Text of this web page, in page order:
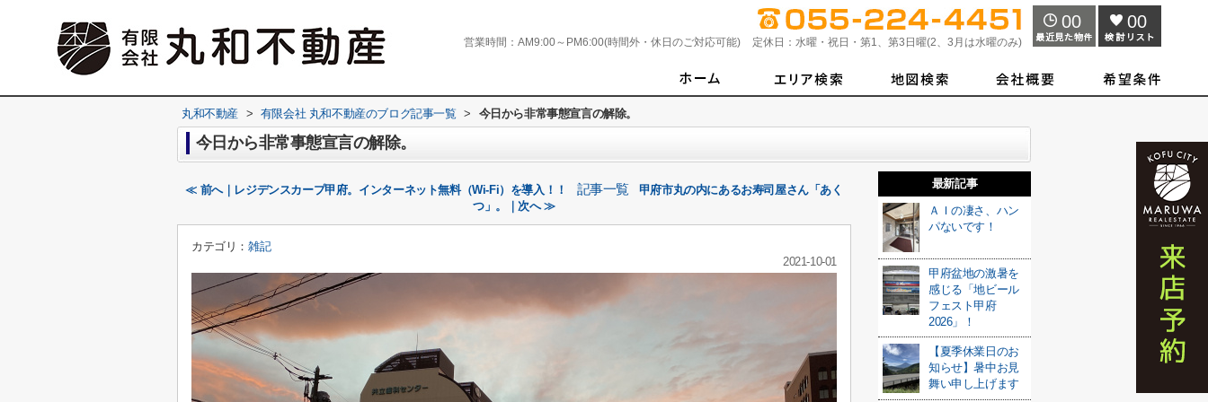
営業時間： AM9:00～PM6:00(時間外・休日のご対応可能) 定休日： 水曜・祝日・第1、第3日曜(2、3月は水曜のみ)
00 00
丸和不動産 > 有限会社 丸和不動産のブログ記事一覧 > 今日から非常事態宣言の解除。
今日から非常事態宣言の解除。
≪ 前へ｜レジデンスカープ甲府。インターネット無料（Wi-Fi）を導入！！ 記事一覧
甲府市丸の内にあるお寿司屋さん「あく
つ」。｜次へ ≫
カテゴリ：雑記
2021-10-01
最新記事
ＡＩの凄さ、ハン
パないです！
甲府盆地の激暑を
感じる「地ビール
フェスト甲府
2026」！
【夏季休業日のお
知らせ】暑中お見
舞い申し上げます